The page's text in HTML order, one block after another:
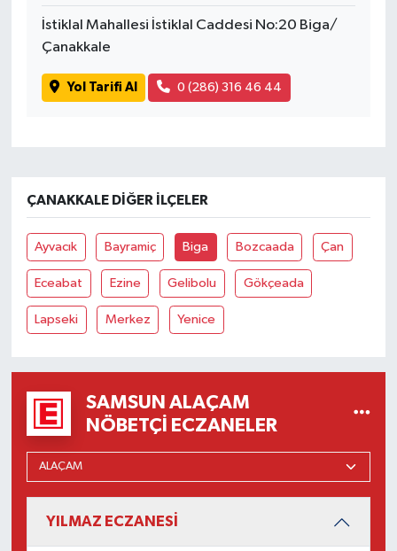
İstiklal Mahallesi İstiklal Caddesi No:20 Biga/
Çanakkale
Yol Tarifi Al 0 (286) 316 46 44
ÇANAKKALE DIĞER İLÇELER
Ayvacık Bayramiç Biga Bozcaada Çan
Eceabat Ezine Gelibolu Gökçeada
Lapseki Merkez Yenice
SAMSUN ALAÇAM
NÖBETÇI ECZANELER
YILMAZ ECZANESİ